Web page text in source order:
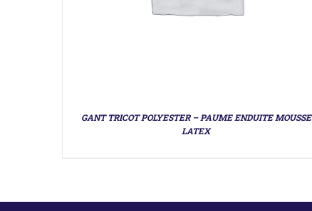
GANT TRICOT POLYESTER – PAUME ENDUITE MOUSSE
LATEX